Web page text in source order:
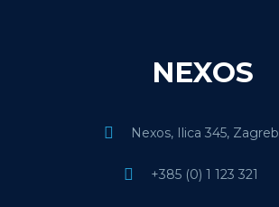
NEXOS
Nexos, Ilica 345, Zagreb
+385 (0) 1 123 321